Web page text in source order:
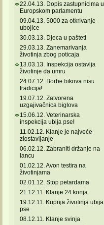
22.04.13. Dopis zastupnicima u
Europskom parlamentu
09.04.13. 5000 za otkrivanje
ubojice
30.03.13. Djeca u pašteti
29.03.13. Zanemarivanja
životinja zbog poticaja
13.03.13. Inspekcija ostavlja
životinje da umru
24.07.12. Borbe bikova nisu
tradicija!
19.07.12. Zatvorena
uzgajivačnica biglova
15.06.12. Veterinarska
inspekcija ubija pse!
11.02.12. Klanje je najveće
zlostavljanje
06.02.12. Zabraniti držanje na
lancu
01.02.12. Avon testira na
životinjama
02.01.12. Stop petardama
21.12.11. Klanje 24 konja
19.12.11. Kupnja životinja ubija
pse
08.12.11. Klanje svinja